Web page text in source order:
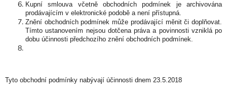
Kupní smlouva včetně obchodních podmínek je archivována
prodávajícím v elektronické podobě a není přístupná.
Znění obchodních podmínek může prodávající měnit či doplňovat.
Tímto ustanovením nejsou dotčena práva a povinnosti vzniklá po
dobu účinnosti předchozího znění obchodních podmínek.
Tyto obchodní podmínky nabývají účinnosti dnem 23.5.2018